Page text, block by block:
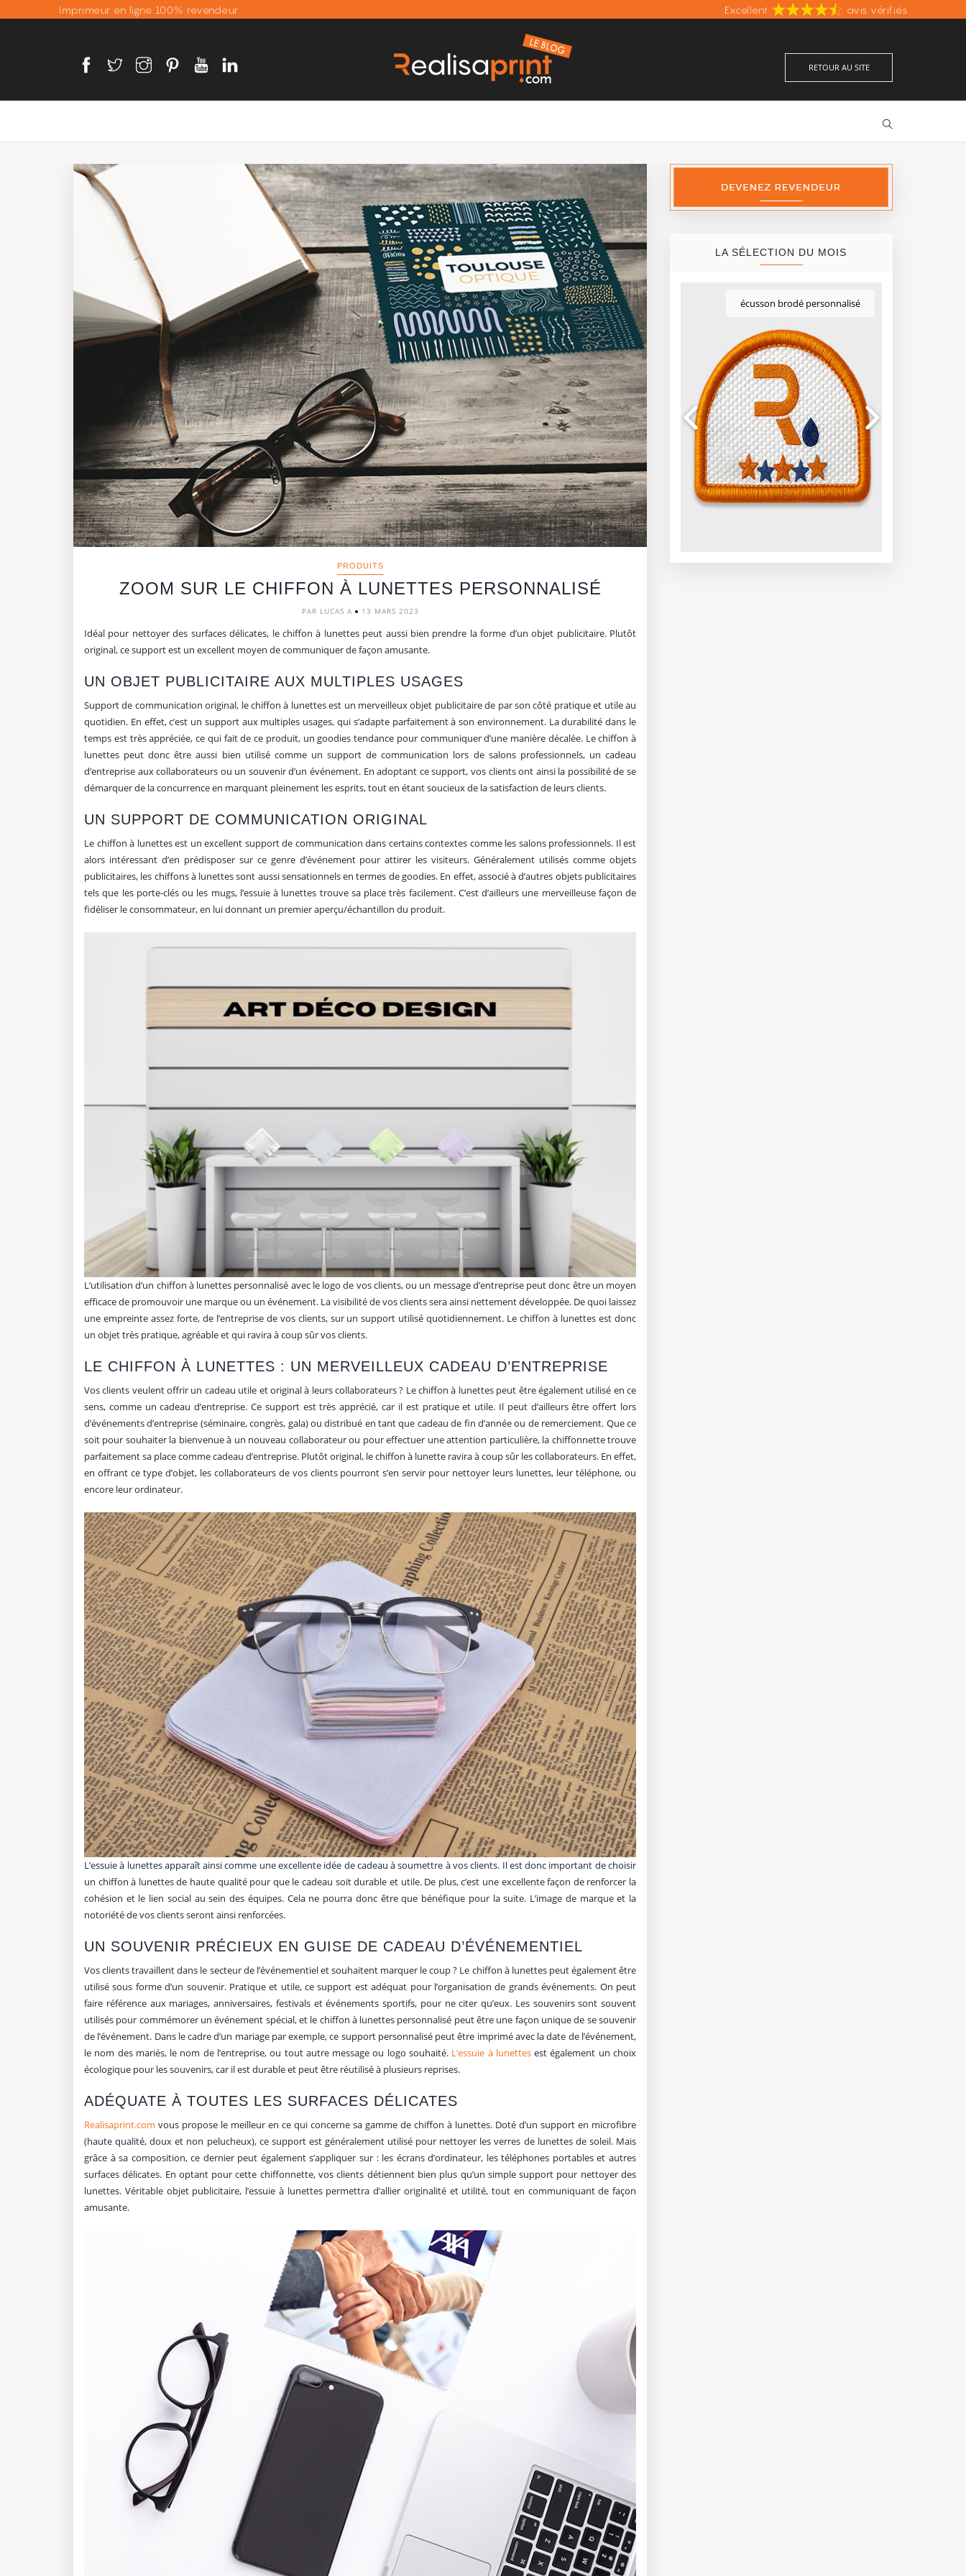
Imprimeur en ligne 100% revendeur Fabrication française
Excellent
avis vérifiés
RETOUR AU SITE
PRODUITS
ZOOM SUR LE CHIFFON À LUNETTES PERSONNALISÉ
PAR LUCAS A 13 MARS 2023
Idéal pour nettoyer des surfaces délicates, le chiffon à lunettes peut aussi bien prendre la forme d’un objet publicitaire. Plutôt
original, ce support est un excellent moyen de communiquer de façon amusante.
UN OBJET PUBLICITAIRE AUX MULTIPLES USAGES
Support de communication original, le chiffon à lunettes est un merveilleux objet publicitaire de par son côté pratique et utile au
quotidien. En effet, c’est un support aux multiples usages, qui s’adapte parfaitement à son environnement. La durabilité dans le
temps est très appréciée, ce qui fait de ce produit, un goodies tendance pour communiquer d’une manière décalée. Le chiffon à
lunettes peut donc être aussi bien utilisé comme un support de communication lors de salons professionnels, un cadeau
d’entreprise aux collaborateurs ou un souvenir d’un événement. En adoptant ce support, vos clients ont ainsi la possibilité de se
démarquer de la concurrence en marquant pleinement les esprits, tout en étant soucieux de la satisfaction de leurs clients.
UN SUPPORT DE COMMUNICATION ORIGINAL
Le chiffon à lunettes est un excellent support de communication dans certains contextes comme les salons professionnels. Il est
alors intéressant d’en prédisposer sur ce genre d’événement pour attirer les visiteurs. Généralement utilisés comme objets
publicitaires, les chiffons à lunettes sont aussi sensationnels en termes de goodies. En effet, associé à d’autres objets publicitaires
tels que les porte-clés ou les mugs, l’essuie à lunettes trouve sa place très facilement. C’est d’ailleurs une merveilleuse façon de
fidéliser le consommateur, en lui donnant un premier aperçu/échantillon du produit.
L’utilisation d’un chiffon à lunettes personnalisé avec le logo de vos clients, ou un message d’entreprise peut donc être un moyen
efficace de promouvoir une marque ou un événement. La visibilité de vos clients sera ainsi nettement développée. De quoi laissez
une empreinte assez forte, de l’entreprise de vos clients, sur un support utilisé quotidiennement. Le chiffon à lunettes est donc
un objet très pratique, agréable et qui ravira à coup sûr vos clients.
LE CHIFFON À LUNETTES : UN MERVEILLEUX CADEAU D’ENTREPRISE
Vos clients veulent offrir un cadeau utile et original à leurs collaborateurs ? Le chiffon à lunettes peut être également utilisé en ce
sens, comme un cadeau d’entreprise. Ce support est très apprécié, car il est pratique et utile. Il peut d’ailleurs être offert lors
d’événements d’entreprise (séminaire, congrès, gala) ou distribué en tant que cadeau de fin d’année ou de remerciement. Que ce
soit pour souhaiter la bienvenue à un nouveau collaborateur ou pour effectuer une attention particulière, la chiffonnette trouve
parfaitement sa place comme cadeau d’entreprise. Plutôt original, le chiffon à lunette ravira à coup sûr les collaborateurs. En effet,
en offrant ce type d’objet, les collaborateurs de vos clients pourront s’en servir pour nettoyer leurs lunettes, leur téléphone, ou
encore leur ordinateur.
L’essuie à lunettes apparaît ainsi comme une excellente idée de cadeau à soumettre à vos clients. Il est donc important de choisir
un chiffon à lunettes de haute qualité pour que le cadeau soit durable et utile. De plus, c’est une excellente façon de renforcer la
cohésion et le lien social au sein des équipes. Cela ne pourra donc être que bénéfique pour la suite. L’image de marque et la
notoriété de vos clients seront ainsi renforcées.
UN SOUVENIR PRÉCIEUX EN GUISE DE CADEAU D’ÉVÉNEMENTIEL
Vos clients travaillent dans le secteur de l’événementiel et souhaitent marquer le coup ? Le chiffon à lunettes peut également être
utilisé sous forme d’un souvenir. Pratique et utile, ce support est adéquat pour l’organisation de grands événements. On peut
faire référence aux mariages, anniversaires, festivals et événements sportifs, pour ne citer qu’eux. Les souvenirs sont souvent
utilisés pour commémorer un événement spécial, et le chiffon à lunettes personnalisé peut être une façon unique de se souvenir
de l’événement. Dans le cadre d’un mariage par exemple, ce support personnalisé peut être imprimé avec la date de l’événement,
le nom des mariés, le nom de l’entreprise, ou tout autre message ou logo souhaité. L’essuie à lunettesest également un choix
écologique pour les souvenirs, car il est durable et peut être réutilisé à plusieurs reprises.
ADÉQUATE À TOUTES LES SURFACES DÉLICATES
Realisaprint.com vous propose le meilleur en ce qui concerne sa gamme de chiffon à lunettes. Doté d’un support en microfibre
(haute qualité, doux et non pelucheux), ce support est généralement utilisé pour nettoyer les verres de lunettes de soleil. Mais
grâce à sa composition, ce dernier peut également s’appliquer sur : les écrans d’ordinateur, les téléphones portables et autres
surfaces délicates. En optant pour cette chiffonnette, vos clients détiennent bien plus qu’un simple support pour nettoyer des
lunettes. Véritable objet publicitaire, l’essuie à lunettes permettra d’allier originalité et utilité, tout en communiquant de façon
amusante.
LA SÉLECTION DU MOIS
écusson brodé personnalisé